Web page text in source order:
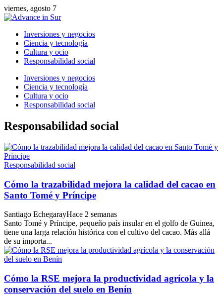
viernes, agosto 7
Inversiones y negocios
Ciencia y tecnología
Cultura y ocio
Responsabilidad social
Inversiones y negocios
Ciencia y tecnología
Cultura y ocio
Responsabilidad social
Responsabilidad social
Responsabilidad social
Cómo la trazabilidad mejora la calidad del cacao en
Santo Tomé y Príncipe
Santiago EchegarayHace 2 semanas
Santo Tomé y Príncipe, pequeño país insular en el golfo de Guinea,
tiene una larga relación histórica con el cultivo del cacao. Más allá
de su importa...
Cómo la RSE mejora la productividad agrícola y la
conservación del suelo en Benín